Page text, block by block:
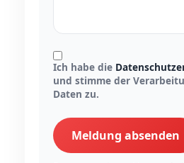
Ich habe die
und stimme der
Daten zu.
Meldung absenden